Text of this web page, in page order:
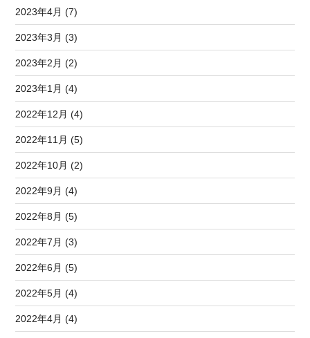
2023年4月 (7)
2023年3月 (3)
2023年2月 (2)
2023年1月 (4)
2022年12月 (4)
2022年11月 (5)
2022年10月 (2)
2022年9月 (4)
2022年8月 (5)
2022年7月 (3)
2022年6月 (5)
2022年5月 (4)
2022年4月 (4)